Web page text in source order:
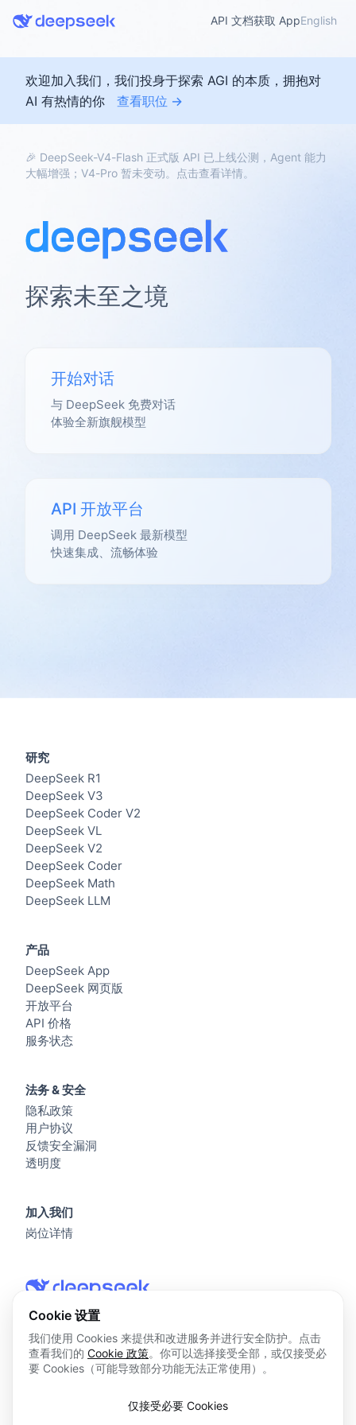
欢迎加入我们，我们投身于探索 AGI 的本质，拥抱对
AI 有热情的你
查看职位 →
🎉 DeepSeek-V4-Flash 正式版 API 已上线公测，Agent 能力
大幅增强；V4-Pro 暂未变动。点击查看详情。
探索未至之境
开始对话
与 DeepSeek 免费对话
体验全新旗舰模型
API 开放平台
调用 DeepSeek 最新模型
快速集成、流畅体验
API 文档获取 AppEnglish
© 2026 杭州深度求索人工智能基础技术研究有限公司 版权所
浙ICP备2023025841号
研究
DeepSeek R1
DeepSeek V3
DeepSeek Coder V2
DeepSeek VL
DeepSeek V2
DeepSeek Coder
DeepSeek Math
DeepSeek LLM
产品
DeepSeek App
DeepSeek 网页版
开放平台
API 价格
服务状态
法务 & 安全
隐私政策
用户协议
反馈安全漏洞
透明度
加入我们
岗位详情
Cookie 设置
我们使用 Cookies 来提供和改进服务并进行安全防护。点击
查看我们的 Cookie 政策。你可以选择接受全部，或仅接受必
要 Cookies（可能导致部分功能无法正常使用）。
仅接受必要 Cookies